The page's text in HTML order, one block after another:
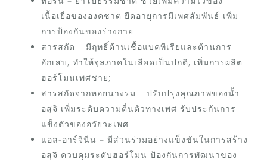
เนื้อเยื่อขององคชาต ยืดอายุการมีเพศสัมพันธ์ เพิ่ม
การป้องกันของร่างกาย
สารสกัด – มีฤทธิ์ต้านเชื้อแบคทีเรียและต้านการ
อักเสบ, ทำให้จุลภาคในเลือดเป็นปกติ, เพิ่มการผลิต
ฮอร์โมนเพศชาย;
สารสกัดจากหอยนางรม – ปรับปรุงคุณภาพของน้ำ
อสุจิ เพิ่มระดับความตื่นตัวทางเพศ รับประกันการ
แข็งตัวของอวัยวะเพศ
แอล-อาร์จินีน – มีส่วนร่วมอย่างแข็งขันในการสร้าง
อสุจิ ควบคุมระดับฮอร์โมน ป้องกันการพัฒนาของ